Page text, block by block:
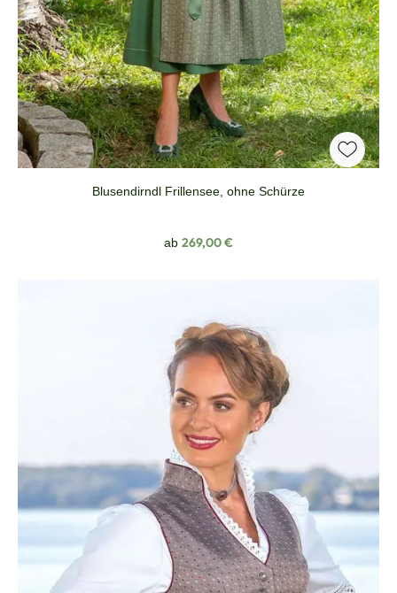
Blusendirndl Frillensee, ohne Schürze
Regulärer Preis:
ab 269,00 €